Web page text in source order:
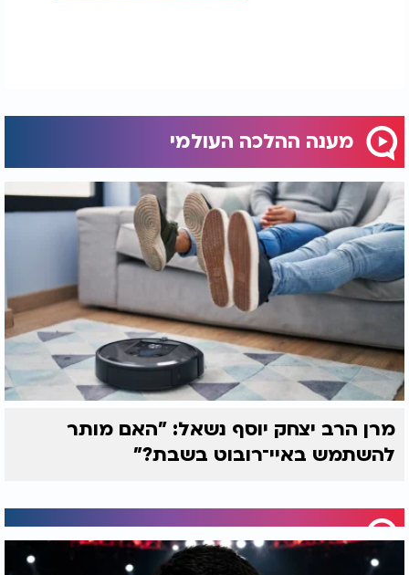
מענה ההלכה העולמי
מרן הרב יצחק יוסף נשאל: "האם מותר
להשתמש באיי־רובוט בשבת?"